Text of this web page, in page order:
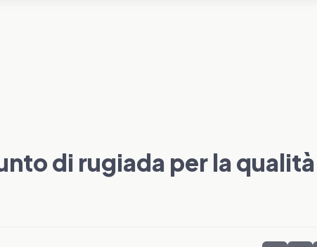
di rugiada per la qualità